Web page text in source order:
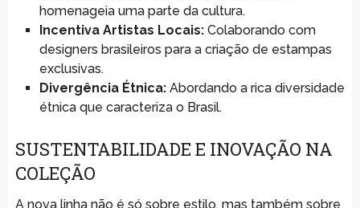
homenageia uma parte da cultura.
Incentiva Artistas Locais:Colaborando com
designers brasileiros para a criação de estampas
exclusivas.
Divergência Étnica:Abordando a rica diversidade
étnica que caracteriza o Brasil.
SUSTENTABILIDADE E INOVAÇÃO NA
COLEÇÃO
A nova linha não é só sobre estilo, mas também sobre